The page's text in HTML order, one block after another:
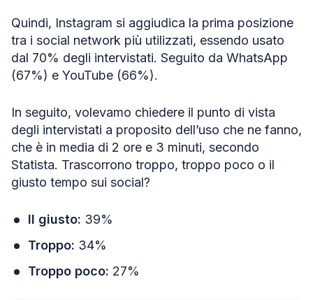
Quindi, Instagram si aggiudica la prima posizione
tra i social network più utilizzati, essendo usato
dal 70% degli intervistati. Seguito da WhatsApp
(67%) e YouTube (66%).
In seguito, volevamo chiedere il punto di vista
degli intervistati a proposito dell’uso che ne fanno,
che è in media di 2 ore e 3 minuti, secondo
Statista. Trascorrono troppo, troppo poco o il
giusto tempo sui social?
Il giusto: 39%
Troppo: 34%
Troppo poco: 27%